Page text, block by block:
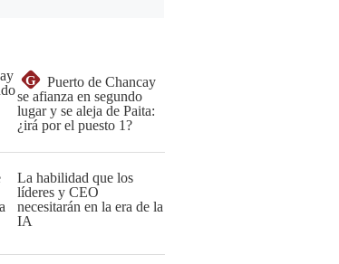
G
Puerto de Chancay
se afianza en segundo
lugar y se aleja de Paita:
¿irá por el puesto 1?
La habilidad que los
líderes y CEO
necesitarán en la era de la
IA